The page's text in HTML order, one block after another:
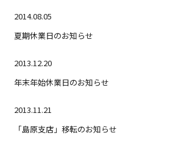
2014.08.05
夏期休業日のお知らせ
2013.12.20
年末年始休業日のお知らせ
2013.11.21
「島原支店」移転のお知らせ